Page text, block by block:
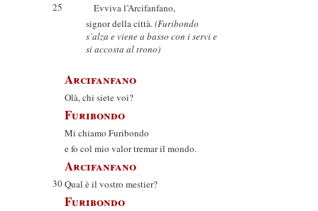
25
Evviva l’Arcifanfano,
signor della città.(Furibondo
s’alza e viene a basso con i servi e
si accosta al trono)
Arcifanfano
Olà, chi siete voi?
Furibondo
Mi chiamo Furibondo
e fo col mio valor tremar il mondo.
Arcifanfano
30Qual è il vostro mestier?
Furibondo